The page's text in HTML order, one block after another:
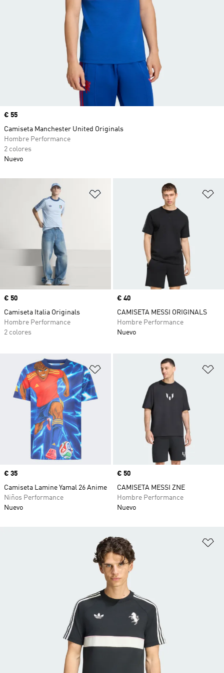
Añadir a la lista de deseos
Precio
€ 50
Camiseta Italia Originals
Hombre Performance
2 colores
Precio
€ 40
CAMISETA MESSI ORIGINALS
Hombre Performance
Nuevo
Añadir a la lista de deseos
Precio
€ 35
Camiseta Lamine Yamal 26 Anime
Niños Performance
Nuevo
Precio
€ 50
CAMISETA MESSI ZNE
Hombre Performance
Nuevo
Precio
€ 55
Camiseta Manchester United Originals
Hombre Performance
2 colores
Nuevo